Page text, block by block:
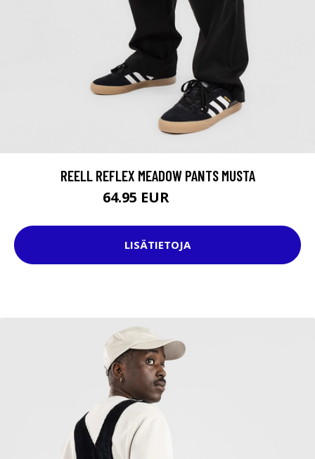
REELL REFLEX MEADOW PANTS MUSTA
64.95 EUR
LISÄTIETOJA